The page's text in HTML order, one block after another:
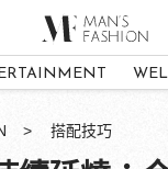
搭配技巧